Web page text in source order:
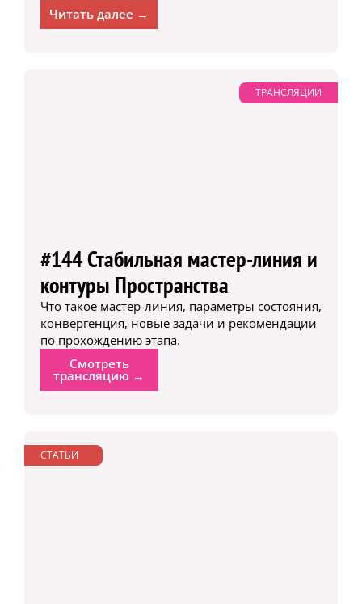
Читать далее →
ТРАНСЛЯЦИИ
#144 Стабильная мастер-линия и
контуры Пространства
Что такое мастер-линия, параметры состояния,
конвергенция, новые задачи и рекомендации
по прохождению этапа.
Смотреть
трансляцию →
СТАТЬИ